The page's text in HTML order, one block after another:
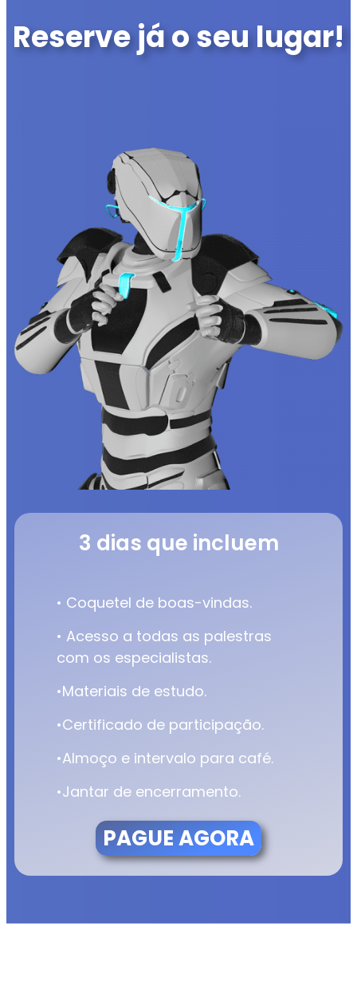
Reserve já o seu lugar!
3 dias que incluem
• Coquetel de boas-vindas.
• Acesso a todas as palestras
com os especialistas.
•Materiais de estudo.
•Certificado de participação.
•Almoço e intervalo para café.
•Jantar de encerramento.
PAGUE AGORA